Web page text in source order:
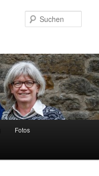
Fotos